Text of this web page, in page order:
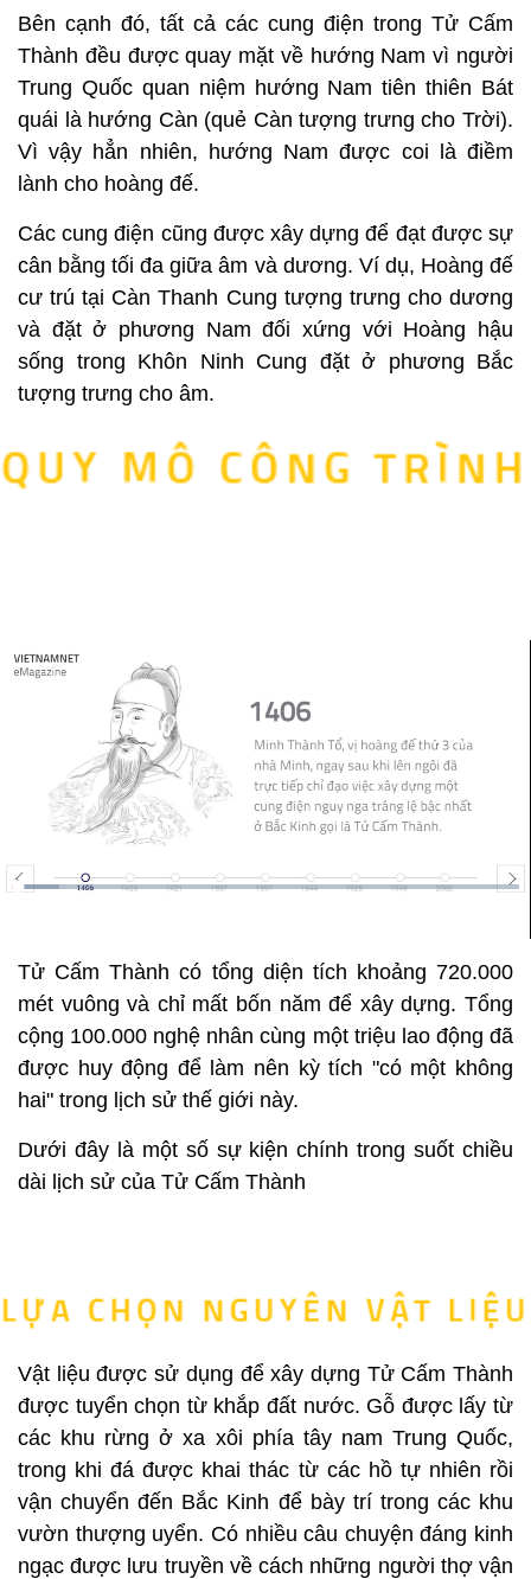
Bên cạnh đó, tất cả các cung điện trong Tử Cấm
Thành đều được quay mặt về hướng Nam vì người
Trung Quốc quan niệm hướng Nam tiên thiên Bát
quái là hướng Càn (quẻ Càn tượng trưng cho Trời).
Vì vậy hẳn nhiên, hướng Nam được coi là điềm
lành cho hoàng đế.
Các cung điện cũng được xây dựng để đạt được sự
cân bằng tối đa giữa âm và dương. Ví dụ, Hoàng đế
cư trú tại Càn Thanh Cung tượng trưng cho dương
và đặt ở phương Nam đối xứng với Hoàng hậu
sống trong Khôn Ninh Cung đặt ở phương Bắc
tượng trưng cho âm.
Tử Cấm Thành có tổng diện tích khoảng 720.000
mét vuông và chỉ mất bốn năm để xây dựng. Tổng
cộng 100.000 nghệ nhân cùng một triệu lao động đã
được huy động để làm nên kỳ tích "có một không
hai" trong lịch sử thế giới này.
Dưới đây là một số sự kiện chính trong suốt chiều
dài lịch sử của Tử Cấm Thành
Vật liệu được sử dụng để xây dựng Tử Cấm Thành
được tuyển chọn từ khắp đất nước. Gỗ được lấy từ
các khu rừng ở xa xôi phía tây nam Trung Quốc,
trong khi đá được khai thác từ các hồ tự nhiên rồi
vận chuyển đến Bắc Kinh để bày trí trong các khu
vườn thượng uyển. Có nhiều câu chuyện đáng kinh
ngạc được lưu truyền về cách những người thợ vận